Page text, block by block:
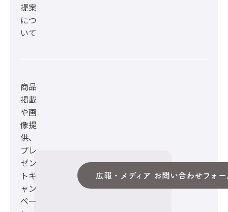
提案
につ
いて
商品
掲載
や画
像提
供、
プレ
ゼン
トキ
ャン
ペー
広報・メディア お問い合わせフォー